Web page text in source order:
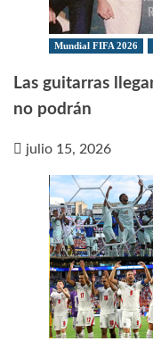
Mundial FIFA 2026
Las guitarras
no podrán
julio 15, 2026